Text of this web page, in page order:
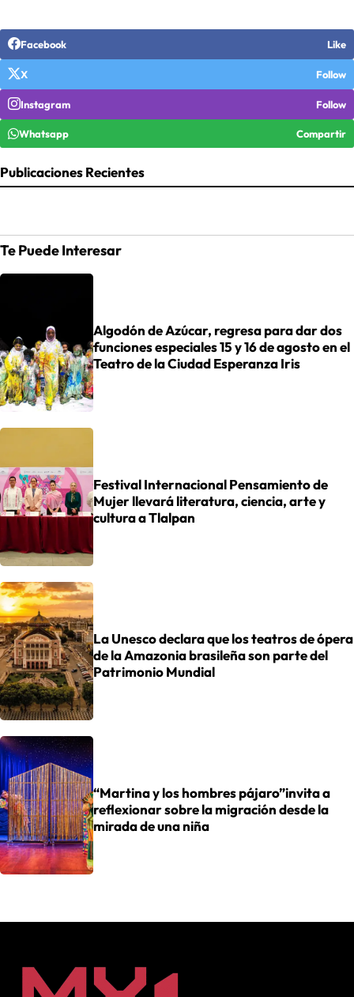
Facebook Like
X Follow
Instagram Follow
Whatsapp Compartir
Publicaciones Recientes
Te Puede Interesar
Algodón de Azúcar, regresa para dar dos
funciones especiales 15 y 16 de agosto en el
Teatro de la Ciudad Esperanza Iris
Festival Internacional Pensamiento de
Mujer llevará literatura, ciencia, arte y
cultura a Tlalpan
La Unesco declara que los teatros de ópera
de la Amazonia brasileña son parte del
Patrimonio Mundial
“Martina y los hombres pájaro”invita a
reflexionar sobre la migración desde la
mirada de una niña